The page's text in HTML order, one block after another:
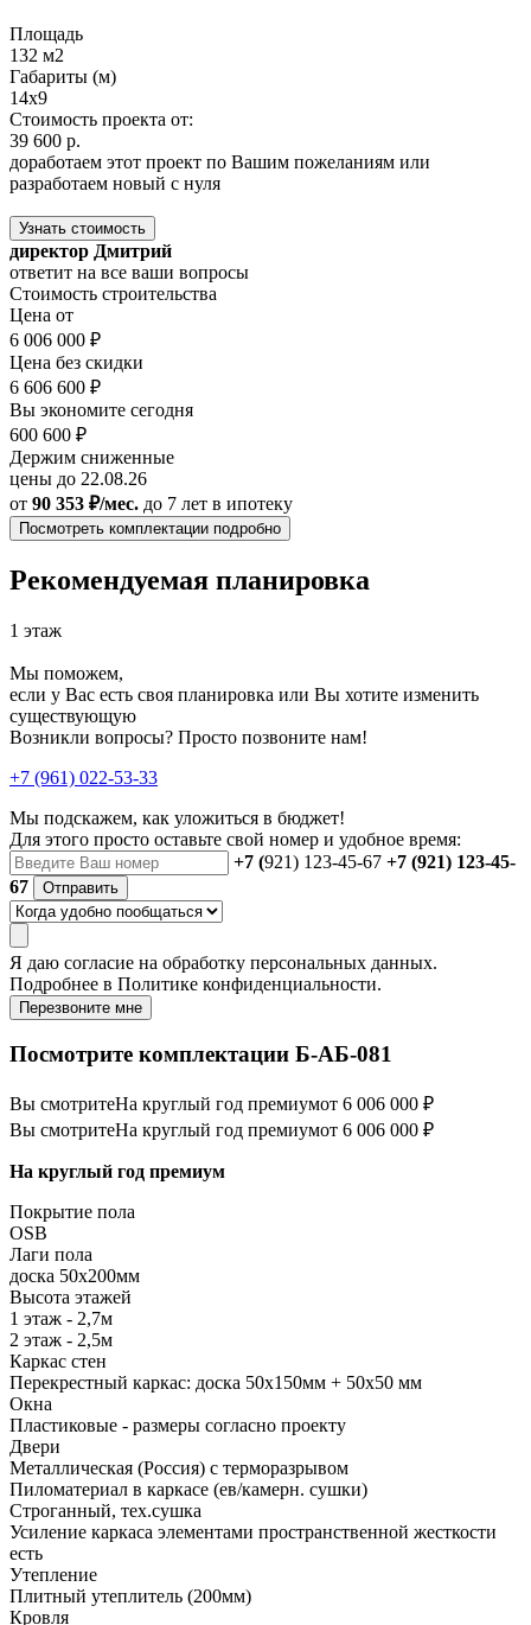
Площадь
132 м2
Габариты (м)
14x9
Стоимость проекта от:
39 600 р.
доработаем этот проект по Вашим пожеланиям или
разработаем новый с нуля
Узнать стоимость
директор Дмитрий
ответит на все ваши вопросы
Стоимость строительства
Цена от
6 006 000 ₽
Цена без скидки
6 606 600 ₽
Вы экономите сегодня
600 600 ₽
Держим сниженные
цены до 22.08.26
от 90 353 ₽/мес. до 7 лет в ипотеку
Посмотреть комплектации подробно
Рекомендуемая планировка
1 этаж
Мы поможем,
если у Вас есть своя планировка или Вы хотите изменить
существующую
Возникли вопросы? Просто позвоните нам!
+7 (961) 022-53-33
Мы подскажем, как уложиться в бюджет!
Для этого просто оставьте свой номер и удобное время:
+7 (921) 123-45-67 +7 (921) 123-45-
67
Отправить
Я даю согласие на обработку персональных данных.
Подробнее в Политике конфиденциальности.
Перезвоните мне
Посмотрите комплектации Б-АБ-081
Вы смотритеНа круглый год премиумот 6 006 000 ₽
Вы смотритеНа круглый год премиумот 6 006 000 ₽
На круглый год премиум
Покрытие пола
ОSB
Лаги пола
доска 50х200мм
Высота этажей
1 этаж - 2,7м
2 этаж - 2,5м
Каркас стен
Перекрестный каркас: доска 50х150мм + 50х50 мм
Окна
Пластиковые - размеры согласно проекту
Двери
Металлическая (Россия) с терморазрывом
Пиломатериал в каркасе (ев/камерн. сушки)
Строганный, тех.сушка
Усиление каркаса элементами пространственной жесткости
есть
Утепление
Плитный утеплитель (200мм)
Кровля